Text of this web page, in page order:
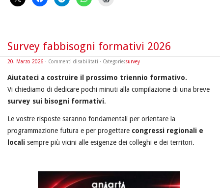
Survey fabbisogni formativi 2026
20. Marzo 2026 · Commenti disabilitati su
formativi
· Categorie:survey
Aiutateci a costruire il prossimo triennio formativo.
Vi chiediamo di dedicare pochi minuti alla compilazione di una breve
survey sui bisogni formativi.
Le vostre risposte saranno fondamentali per orientare la
programmazione futura e per progettare congressi regionali e
locali sempre più vicini alle esigenze dei colleghi e dei territori.